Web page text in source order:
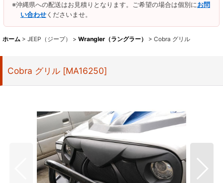
※沖縄県への配送はお見積りとなります。ご希望の場合は個別にお問
い合わせくださいませ。
ホーム > JEEP（ジープ） > Wrangler（ラングラー） > Cobra グリル
Cobra グリル [MA16250]